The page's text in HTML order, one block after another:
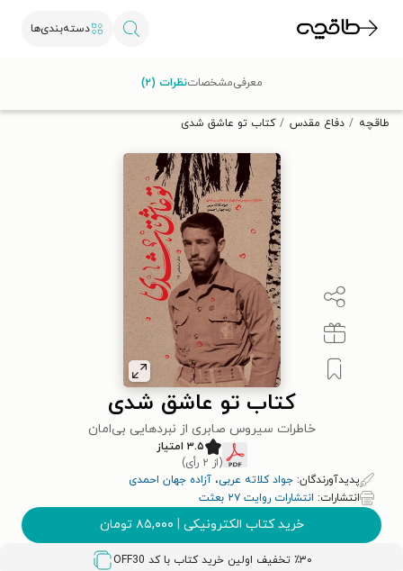
دسته‌بندی‌ها
تخفیف از طاقچه دریافت کن.
طاقچه دفاع مقدس کتاب تو عاشق شدی
کتاب تو عاشق شدی
خاطرات سیروس صابری از نبردهایی بی‌امان
۳.۵ امتیاز
(از ۲ رأی)
پدیدآورندگان: جواد کلاته عربی، آزاده جهان احمدی
انتشارات: انتشارات روایت ۲۷ بعثت
خرید کتاب الکترونیکی | ۸۵,۰۰۰ تومان
٪۳۰ تخفیف اولین خرید کتاب با کد OFF30
معرفیمشخصاتنظرات (۲)